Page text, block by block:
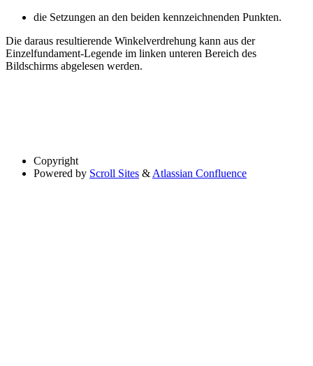
die Setzungen an den beiden kennzeichnenden Punkten.
Die daraus resultierende Winkelverdrehung kann aus der
Einzelfundament-Legende im linken unteren Bereich des
Bildschirms abgelesen werden.
Copyright
Powered by Scroll Sites & Atlassian Confluence